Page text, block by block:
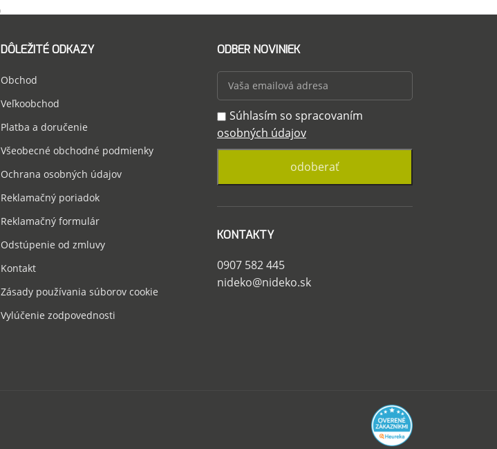
DÔLEŽITÉ ODKAZY
Obchod
Veľkoobchod
Platba a doručenie
Všeobecné obchodné podmienky
Ochrana osobných údajov
Reklamačný poriadok
Reklamačný formulár
Odstúpenie od zmluvy
Kontakt
Zásady používania súborov cookie
Vylúčenie zodpovednosti
ODBER NOVINIEK
Súhlasím so spracovaním
osobných údajov
KONTAKTY
0907 582 445
nideko@nideko.sk